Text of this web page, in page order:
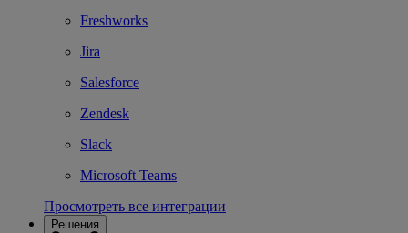
Freshworks
Jira
Salesforce
Zendesk
Slack
Microsoft Teams
Просмотреть все интеграции
Решения